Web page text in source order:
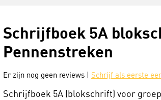
Schrijfboek 5A
Pennenstreken
Er zijn nog geen reviews | Schrijf als eerste
Schrijfboek 5A (blokschrift) voor